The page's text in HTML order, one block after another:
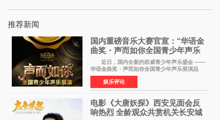
推荐新闻
国内重磅音乐大赛官宣：“华语金
曲奖・声而如你全国青少年声乐
展演” 正式启幕，阿沁出任明星总
评审
近日，国内全新的权威青少年声乐盛会 ——
华语金曲奖・声而如你全国青少年声乐展演品
牌，在湖南长沙隆重举行官宣，国内又一高规格
青少年声乐赛事全面启航。 本赛事由寰宇声
扬联合华语金曲
娱乐评论
电影《大唐妖探》西安见面会反
响热烈 全龄观众共赏机关长安城